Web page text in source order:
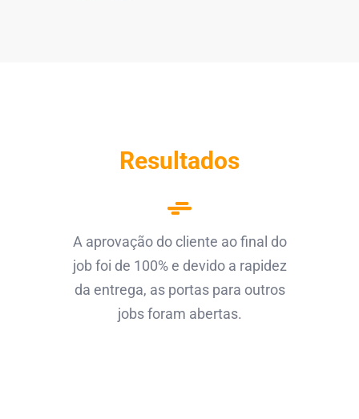
Resultados
A aprovação do cliente ao final do
job foi de 100% e devido a rapidez
da entrega, as portas para outros
jobs foram abertas.